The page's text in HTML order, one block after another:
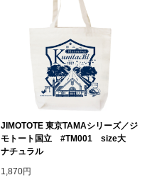
JIMOTOTE 東京TAMAシリーズ／ジ
モトート国立 #TM001 size大
ナチュラル
1,870円